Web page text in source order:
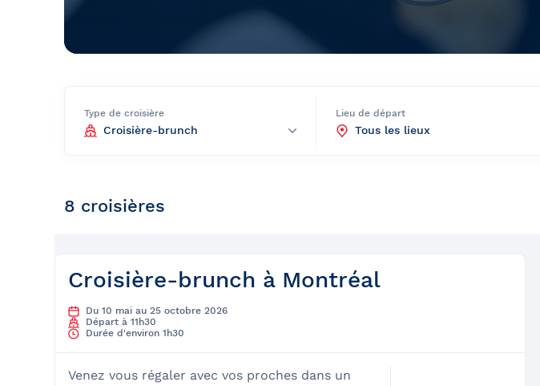
Expédition dans les Îles Secrètes du Saint-
Croisière de soir
Croisière aux petits pingouins
Navette fluviale
Type de croisière Lieu de départ
8 croisières
Croisière-brunch à Montréal
Du 10 mai au 25 octobre 2026
Départ à 11h30
Durée d'environ 1h30
Venez vous régaler avec vos proches dans un